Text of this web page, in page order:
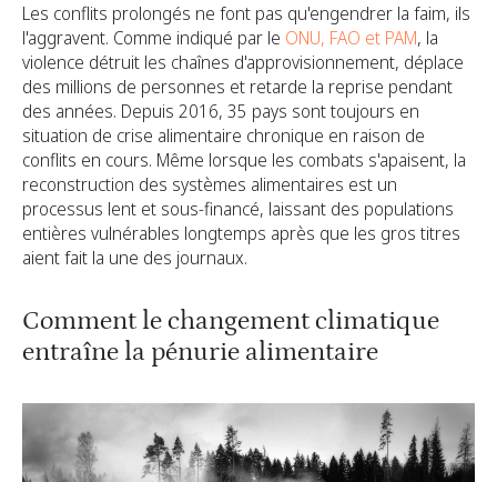
Les conflits prolongés ne font pas qu'engendrer la faim, ils
l'aggravent. Comme indiqué par le ONU, FAO et PAM, la
violence détruit les chaînes d'approvisionnement, déplace
des millions de personnes et retarde la reprise pendant
des années. Depuis 2016, 35 pays sont toujours en
situation de crise alimentaire chronique en raison de
conflits en cours. Même lorsque les combats s'apaisent, la
reconstruction des systèmes alimentaires est un
processus lent et sous-financé, laissant des populations
entières vulnérables longtemps après que les gros titres
aient fait la une des journaux.
Comment le changement climatique
entraîne la pénurie alimentaire